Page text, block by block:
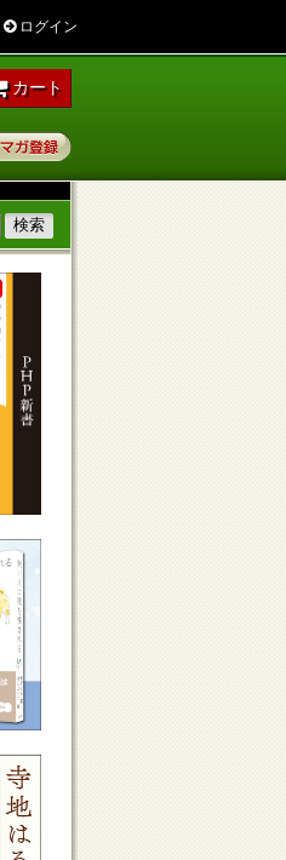
ログイン
カート